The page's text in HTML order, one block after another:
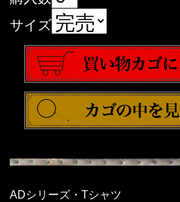
サイズ
ADシリーズ・Tシャツ